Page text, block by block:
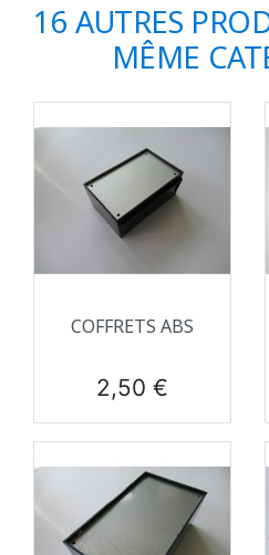
16 AUTRES
MÊME
COFFRETS ABS
Prix
2,50 €